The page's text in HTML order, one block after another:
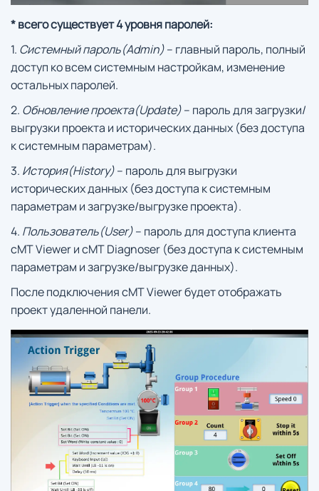
* всего существует 4 уровня паролей:
1. Системный пароль(Admin)– главный пароль, полный
доступ ко всем системным настройкам, изменение
остальных паролей.
2. Обновление проекта(Update)– пароль для загрузки/
выгрузки проекта и исторических данных (без доступа
к системным параметрам).
3. История(History)– пароль для выгрузки
исторических данных (без доступа к системным
параметрам и загрузке/выгрузке проекта).
4. Пользователь(User)– пароль для доступа клиента
cMT Viewer и cMT Diagnoser (без доступа к системным
параметрам и загрузке/выгрузке данных).
После подключения cMT Viewer будет отображать
проект удаленной панели.